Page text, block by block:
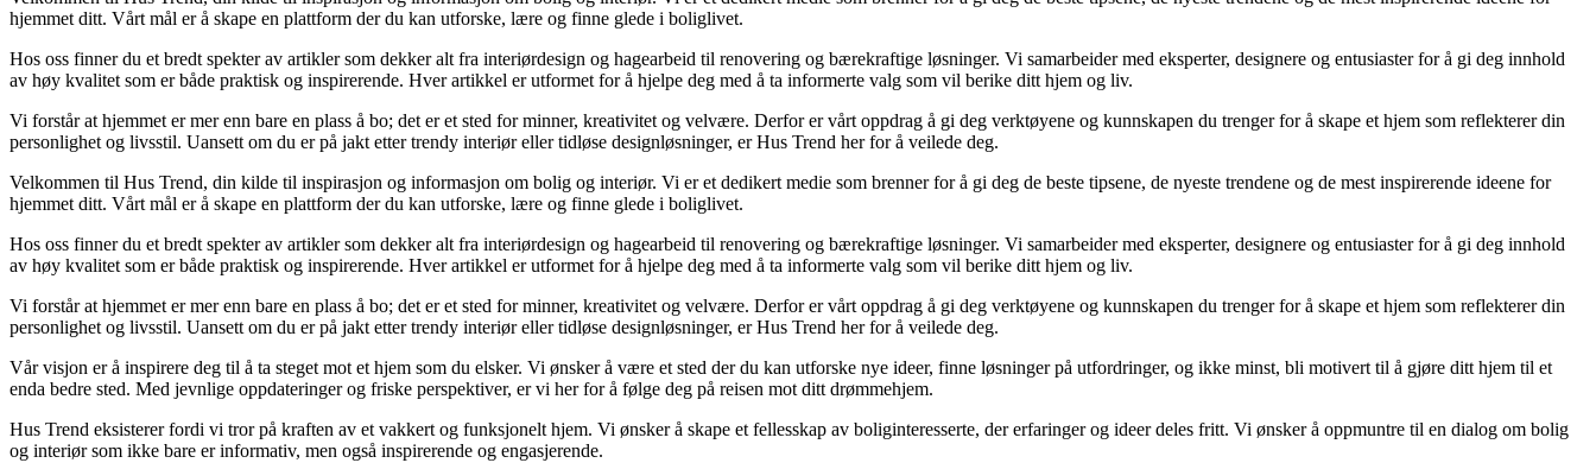
hjemmet ditt. Vårt mål er å skape en plattform der du kan utforske, lære og finne glede i boliglivet.
Hos oss finner du et bredt spekter av artikler som dekker alt fra interiørdesign og hagearbeid til renovering og bærekraftige løsninger. Vi samarbeider med eksperter, designere og entusiaster for å gi deg innhold
av høy kvalitet som er både praktisk og inspirerende. Hver artikkel er utformet for å hjelpe deg med å ta informerte valg som vil berike ditt hjem og liv.
Vi forstår at hjemmet er mer enn bare en plass å bo; det er et sted for minner, kreativitet og velvære. Derfor er vårt oppdrag å gi deg verktøyene og kunnskapen du trenger for å skape et hjem som reflekterer din
personlighet og livsstil. Uansett om du er på jakt etter trendy interiør eller tidløse designløsninger, er Hus Trend her for å veilede deg.
Velkommen til Hus Trend, din kilde til inspirasjon og informasjon om bolig og interiør. Vi er et dedikert medie som brenner for å gi deg de beste tipsene, de nyeste trendene og de mest inspirerende ideene for
hjemmet ditt. Vårt mål er å skape en plattform der du kan utforske, lære og finne glede i boliglivet.
Hos oss finner du et bredt spekter av artikler som dekker alt fra interiørdesign og hagearbeid til renovering og bærekraftige løsninger. Vi samarbeider med eksperter, designere og entusiaster for å gi deg innhold
av høy kvalitet som er både praktisk og inspirerende. Hver artikkel er utformet for å hjelpe deg med å ta informerte valg som vil berike ditt hjem og liv.
Vi forstår at hjemmet er mer enn bare en plass å bo; det er et sted for minner, kreativitet og velvære. Derfor er vårt oppdrag å gi deg verktøyene og kunnskapen du trenger for å skape et hjem som reflekterer din
personlighet og livsstil. Uansett om du er på jakt etter trendy interiør eller tidløse designløsninger, er Hus Trend her for å veilede deg.
Vår visjon er å inspirere deg til å ta steget mot et hjem som du elsker. Vi ønsker å være et sted der du kan utforske nye ideer, finne løsninger på utfordringer, og ikke minst, bli motivert til å gjøre ditt hjem til et
enda bedre sted. Med jevnlige oppdateringer og friske perspektiver, er vi her for å følge deg på reisen mot ditt drømmehjem.
Hus Trend eksisterer fordi vi tror på kraften av et vakkert og funksjonelt hjem. Vi ønsker å skape et fellesskap av boliginteresserte, der erfaringer og ideer deles fritt. Vi ønsker å oppmuntre til en dialog om bolig
og interiør som ikke bare er informativ, men også inspirerende og engasjerende.